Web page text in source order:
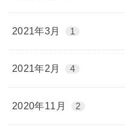
2021年3月 1
2021年2月 4
2020年11月 2